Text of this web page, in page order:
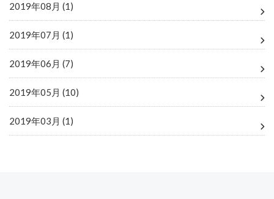
2019年08月 (1)
2019年07月 (1)
2019年06月 (7)
2019年05月 (10)
2019年03月 (1)